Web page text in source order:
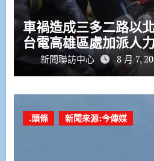
車禍造成三多二路以
台電高雄區處加派人
新聞聯訪中心 8 月 7,
.頭條 新聞來源:今傳媒